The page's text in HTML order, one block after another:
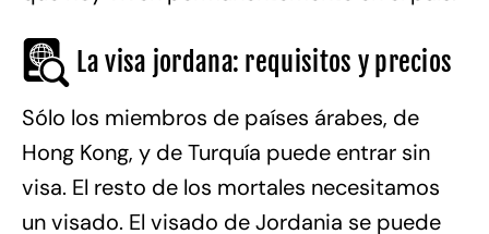
La visa jordana: requisitos y precios
Sólo los miembros de países árabes, de
Hong Kong, y de Turquía puede entrar sin
visa. El resto de los mortales necesitamos
un visado. El visado de Jordania se puede